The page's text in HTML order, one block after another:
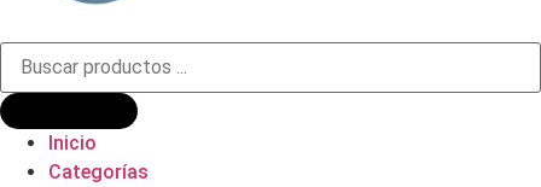
Búsqueda
productos
Inicio
Categorías